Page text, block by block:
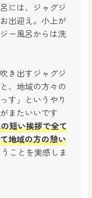
には、ジャグジ
出迎え。小上が
ー風呂からは洗
き出すジャグジ
、地域の方々の
す」というやり
またいいです
短い挨拶で全て
地域の方の憩い
ことを実感しま